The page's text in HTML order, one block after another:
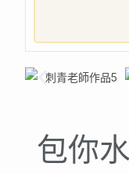
包你